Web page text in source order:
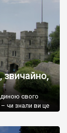
звичайно,
свого
чи знали ви це